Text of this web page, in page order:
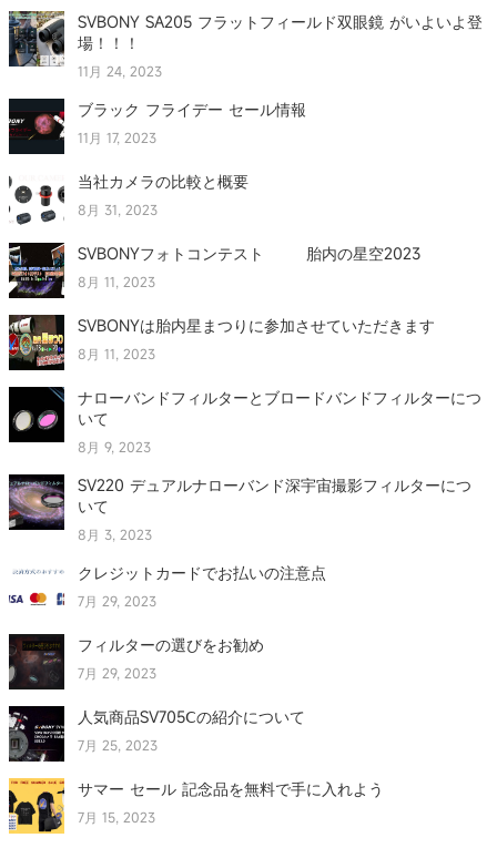
SVBONY SA205 フラットフィールド双眼鏡 がいよいよ登
場！！！
11月 24, 2023
ブラック フライデー セール情報
11月 17, 2023
当社カメラの比較と概要
8月 31, 2023
SVBONYフォトコンテスト 胎内の星空2023
8月 11, 2023
SVBONYは胎内星まつりに参加させていただきます
8月 11, 2023
ナローバンドフィルターとブロードバンドフィルターにつ
いて
8月 9, 2023
SV220 デュアルナローバンド深宇宙撮影フィルターにつ
いて
8月 3, 2023
クレジットカードでお払いの注意点
7月 29, 2023
フィルターの選びをお勧め
7月 29, 2023
人気商品SV705Ⅽの紹介について
7月 25, 2023
サマー セール 記念品を無料で手に入れよう
7月 15, 2023